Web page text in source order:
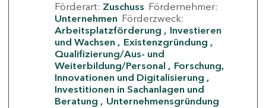
Förderart: Zuschuss Fördernehmer:
Unternehmen Förderzweck:
Arbeitsplatzförderung
Investieren
und Wachsen
Existenzgründung
Qualifizierung/Aus- und
Weiterbildung/Personal
Forschung,
Innovationen und Digitalisierung
Investitionen in Sachanlagen und
Beratung
Unternehmensgründung